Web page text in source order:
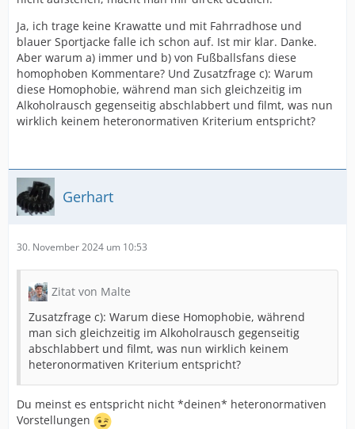
Ja, ich trage keine Krawatte und mit Fahrradhose und
blauer Sportjacke falle ich schon auf. Ist mir klar. Danke.
Aber warum a) immer und b) von Fußballsfans diese
homophoben Kommentare? Und Zusatzfrage c): Warum
diese Homophobie, während man sich gleichzeitig im
Alkoholrausch gegenseitig abschlabbert und filmt, was nun
wirklich keinem heteronormativen Kriterium entspricht?
Gerhart
30. November 2024 um 10:53
Zitat von Malte
Zusatzfrage c): Warum diese Homophobie, während
man sich gleichzeitig im Alkoholrausch gegenseitig
abschlabbert und filmt, was nun wirklich keinem
heteronormativen Kriterium entspricht?
Du meinst es entspricht nicht *deinen* heteronormativen
Vorstellungen